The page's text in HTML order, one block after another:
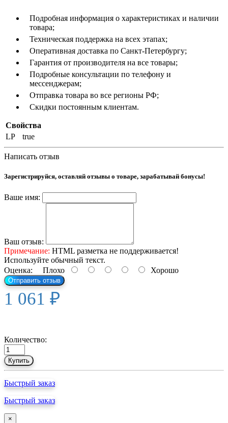
Подробная информация о характеристиках и наличии
товара;
Техническая поддержка на всех этапах;
Оперативная доставка по Санкт-Петербургу;
Гарантия от производителя на все товары;
Подробные консультации по телефону и
мессенджерам;
Отправка товара во все регионы РФ;
Скидки постоянным клиентам.
Свойства
LP
true
Написать отзыв
Зарегистрируйся, оставляй отзывы о товаре, зарабатывай бонусы!
Ваше имя:
Ваш отзыв:
Примечание: HTML разметка не поддерживается!
Используйте обычный текст.
Оценка: Плохо Хорошо
Отправить отзыв
1 061 ₽
Количество:
Купить
Быстрый заказ
Быстрый заказ
×